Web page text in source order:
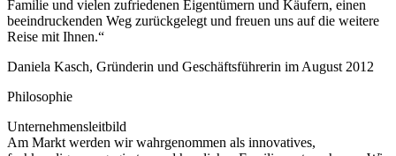
Familie und vielen zufriedenen Eigentümern und Käufern, einen
beeindruckenden Weg zurückgelegt und freuen uns auf die weitere
Reise mit Ihnen.“
Daniela Kasch, Gründerin und Geschäftsführerin im August 2012
Philosophie
Unternehmensleitbild
Am Markt werden wir wahrgenommen als innovatives,